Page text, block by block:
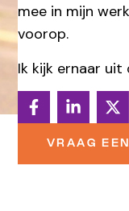
mee in mijn
voorop.
Ik kijk ernaar
VRAAG